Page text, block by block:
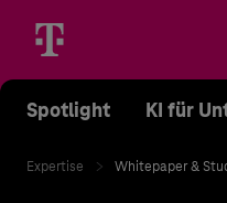
Spotlight KI für
Expertise Whitepaper &